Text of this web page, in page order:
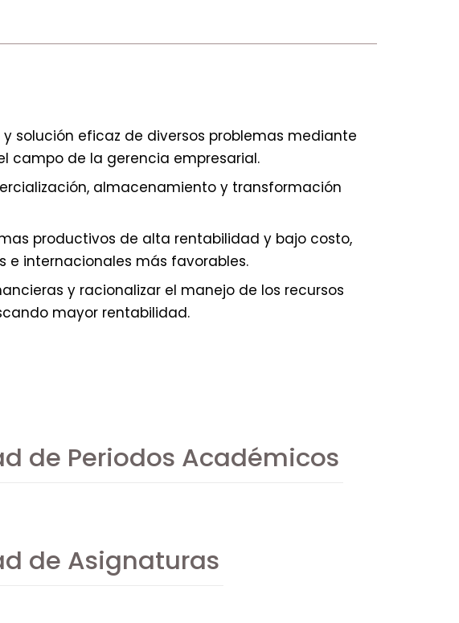
solución eficaz de diversos problemas mediante
campo de la gerencia empresarial.
almacenamiento y transformación
productivos de alta rentabilidad y bajo costo,
internacionales más favorables.
y racionalizar el manejo de los recursos
mayor rentabilidad.
de Periodos Académicos
de Asignaturas